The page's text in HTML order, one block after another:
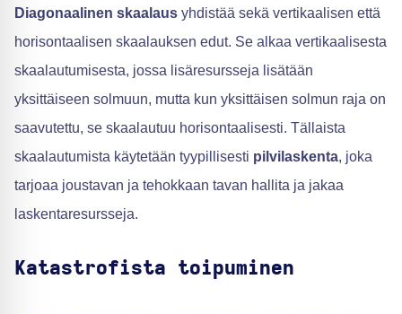
Diagonaalinen skaalaus yhdistää sekä vertikaalisen että
horisontaalisen skaalauksen edut. Se alkaa vertikaalisesta
skaalautumisesta, jossa lisäresursseja lisätään
yksittäiseen solmuun, mutta kun yksittäisen solmun raja on
saavutettu, se skaalautuu horisontaalisesti. Tällaista
skaalautumista käytetään tyypillisesti pilvilaskenta, joka
tarjoaa joustavan ja tehokkaan tavan hallita ja jakaa
laskentaresursseja.
Katastrofista toipuminen